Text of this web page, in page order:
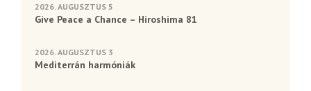
2026. AUGUSZTUS 5
Give Peace a Chance – Hiroshima 81
2026. AUGUSZTUS 3
Mediterrán harmóniák